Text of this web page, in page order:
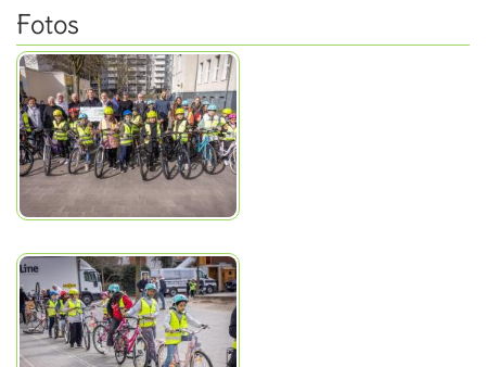
Fotos